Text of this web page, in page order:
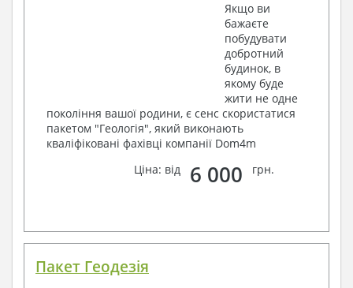
Якщо ви
бажаєте
побудувати
добротний
будинок, в
якому буде
жити не одне
покоління вашої родини, є сенс скористатися
пакетом "Геологія", який виконають
кваліфіковані фахівці компанії Dom4m
Ціна: від
6 000 грн.
Пакет Геодезія